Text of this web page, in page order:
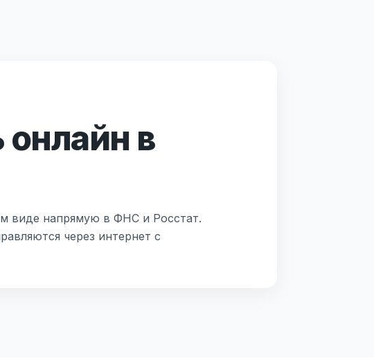
онлайн в
виде напрямую в ФНС и Росстат.
через интернет с